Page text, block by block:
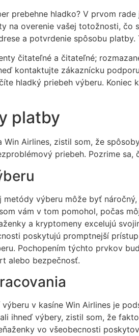
prebehne hladko? V prvom
na overenie vašej totožnosti,
a potvrdenie spôsobu
čitateľné a čitateľné;
kontaktujte zákaznícku
hladký priebeh výberu.
platby
Airlines, zistil som, že
priebeh. Pozrime
výberu môže byť
vám v tom pomohol, počas
a kryptomeny excelujú
poskytujú promptnejší
Pochopením týchto prvkov
alebo bezpečnosť.
v kasíne Win Airlines je
ihneď výbery, zistil som, že
vo všeobecnosti